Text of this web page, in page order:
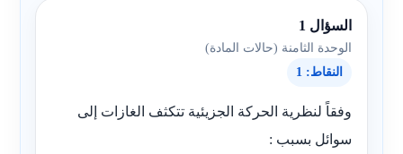
السؤال 1
الوحدة الثامنة (حالات المادة)
النقاط: 1
وفقاً لنظرية الحركة الجزيئية تتكثف الغازات إلى
سوائل بسبب :